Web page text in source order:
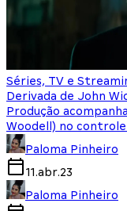
Séries, TV e
Derivada de John
Produção
Woodell) no
Paloma Pinheiro
11.abr.23
Paloma Pinheiro